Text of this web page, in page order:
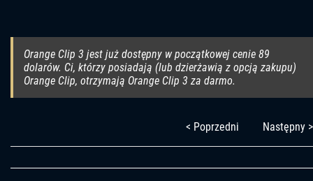
Orange Clip 3 jest już dostępny w początkowej cenie 89
dolarów. Ci, którzy posiadają (lub dzierżawią z opcją zakupu)
Orange Clip, otrzymają Orange Clip 3 za darmo.
< Poprzedni Następny >